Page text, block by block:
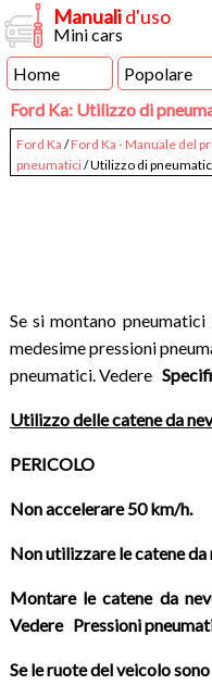
Manualid'uso
Mini cars
Home
Popolare
Ford Ka: Utilizzo di
Ford Ka /Ford Ka - Manuale del
pneumatici/ Utilizzo di
Se si montano
medesime pressioni
pneumatici. Vedere
Utilizzo delle catene da
PERICOLO
Non accelerare 50 km/h.
Non utilizzare le catene da
Montare le catene da
Vedere Pressioni
Se le ruote del veicolo